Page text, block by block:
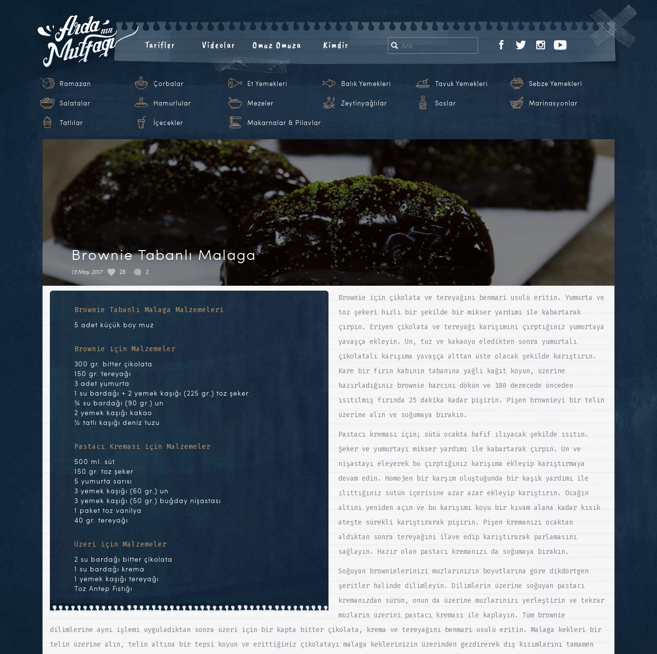
Tarifler Videolar Omuz Omuza Kimdir
Ramazan Çorbalar Et Yemekleri Balık Yemekleri Tavuk Yemekleri Sebze Yemekleri
Salatalar Hamurlular Mezeler Zeytinyağlılar Soslar Marinasyonlar
Tatlılar İçecekler Makarnalar & Pilavlar
Brownie Tabanlı Malaga
13 May 2017 28 2
Brownie Tabanlı Malaga Malzemeleri
5 adet küçük boy muz
Brownie için Malzemeler
300 gr. bitter çikolata
150 gr. tereyağı
3 adet yumurta
1 su bardağı + 2 yemek kaşığı (225 gr.) toz şeker
¾ su bardağı (90 gr.) un
2 yemek kaşığı kakao
½ tatlı kaşığı deniz tuzu
Pastacı Kreması için Malzemeler
500 ml. süt
150 gr. toz şeker
5 yumurta sarısı
3 yemek kaşığı (60 gr.) un
3 yemek kaşığı (50 gr.) buğday nişastası
1 paket toz vanilya
40 gr. tereyağı
Üzeri için Malzemeler
2 su bardağı bitter çikolata
1 su bardağı krema
1 yemek kaşığı tereyağı
Toz Antep Fıstığı
Brownie için çikolata ve tereyağını benmari usulü eritin. Yumurta ve
toz şekeri hızlı bir şekilde bir mikser yardımı ile kabartarak
çırpın. Eriyen çikolata ve tereyağı karışımını çırptığınız yumurtaya
yavaşça ekleyin. Un, tuz ve kakaoyu eledikten sonra yumurtalı
çikolatalı karışıma yavaşça alttan üste olacak şekilde karıştırın.
Kare bir fırın kabının tabanına yağlı kağıt koyun, üzerine
hazırladığınız brownie harcını dökün ve 180 derecede önceden
ısıtılmış fırında 25 dakika kadar pişirin. Pişen brownieyi bir telin
üzerine alın ve soğumaya bırakın.
Pastacı kreması için; sütü ocakta hafif ılıyacak şekilde ısıtın.
Şeker ve yumurtayı mikser yardımı ile kabartarak çırpın. Un ve
nişastayı eleyerek bu çırptığınız karışıma ekleyip karıştırmaya
devam edin. Homojen bir karşım oluştuğunda bir kaşık yardımı ile
ılıttığınız sütün içerisine azar azar ekleyip karıştırın. Ocağın
altını yeniden açın ve bu karışımı koyu bir kıvam alana kadar kısık
ateşte sürekli karıştırarak pişirin. Pişen kremanızı ocaktan
aldıktan sonra tereyağını ilave edip karıştırarak parlamasını
sağlayın. Hazır olan pastacı kremanızı da soğumaya bırakın.
Soğuyan brownielerinizi muzlarınızın boyutlarına göre dikdörtgen
şeritler halinde dilimleyin. Dilimlerin üzerine soğuyan pastacı
kremanızdan sürün, onun da üzerine muzlarınızı yerleştirin ve tekrar
muzların üzerini pastacı kreması ile kaplayın. Tüm brownie
dilimlerine aynı işlemi uyguladıktan sonra üzeri için bir kapta bitter çikolata, krema ve tereyağını benmari usulü eritin. Malaga kekleri bir
telin üzerine alın, telin altına bir tepsi koyun ve erittiğiniz çikolatayı malaga keklerinizin üzerinden gezdirerek dış kısımlarını tamamen